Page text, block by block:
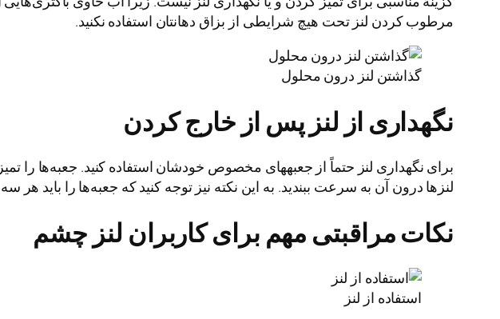
مرطوب کردن لنز تحت هیچ شرایطی از بزاق دهانتان استفاده نکنید.
گذاشتن لنز درون محلول
نگهداری از لنز پس از خارج کردن
برای نگهداری لنز حتماً از جعبه­های مخصوص خودشان استفاده کنید. جعبه‌ها را
لنزها درون آن به سرعت ببندید. به این نکته نیز توجه کنید که جعبه‌ها را باید هر
نکات مراقبتی مهم برای کاربران لنز چشم
استفاده از لنز